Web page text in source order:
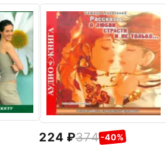
224 374 -40%